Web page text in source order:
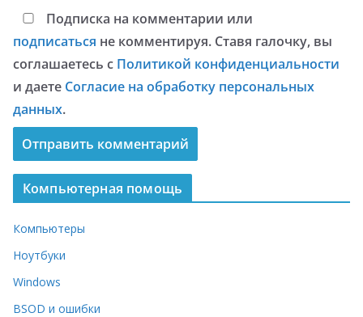
Подписка на комментарии или
подписаться не комментируя. Ставя галочку, вы
соглашаетесь с Политикой конфиденциальности
и даете Согласие на обработку персональных
данных.
Компьютерная помощь
Компьютеры
Ноутбуки
Windows
BSOD и ошибки